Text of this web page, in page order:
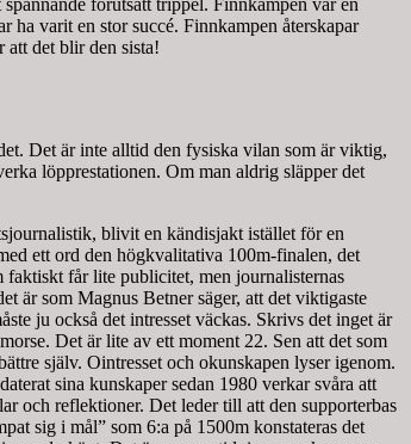
förutsatt trippel. Finnkampen var en
ha varit en stor succé. Finnkampen återskapar
att det blir den sista!
Det är inte alltid den fysiska vilan som är viktig,
löpprestationen. Om man aldrig släpper det
blivit en kändisjakt istället för en
ett ord den högkvalitativa 100m-finalen, det
faktiskt får lite publicitet, men journalisternas
är som Magnus Betner säger, att det viktigaste
ju också det intresset väckas. Skrivs det inget är
Det är lite av ett moment 22. Sen att det som
själv. Ointresset och okunskapen lyser igenom.
sina kunskaper sedan 1980 verkar svåra att
och reflektioner. Det leder till att den supporterbas
sig i mål” som 6:a på 1500m konstateras det